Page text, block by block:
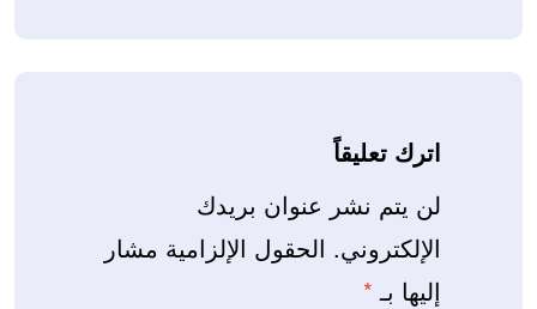
اترك تعليقاً
لن يتم نشر عنوان بريدك
الإلكتروني. الحقول الإلزامية مشار
إليها بـ *